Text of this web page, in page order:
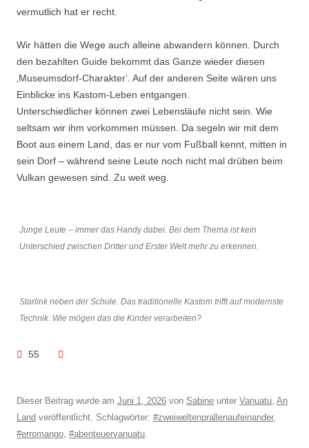
vermutlich hat er recht.
Wir hätten die Wege auch alleine abwandern können. Durch
den bezahlten Guide bekommt das Ganze wieder diesen
‚Museumsdorf-Charakter‘. Auf der anderen Seite wären uns
Einblicke ins Kastom-Leben entgangen.
Unterschiedlicher können zwei Lebensläufe nicht sein. Wie
seltsam wir ihm vorkommen müssen. Da segeln wir mit dem
Boot aus einem Land, das er nur vom Fußball kennt, mitten in
sein Dorf – während seine Leute noch nicht mal drüben beim
Vulkan gewesen sind. Zu weit weg.
Junge Leute – immer das Handy dabei. Bei dem Thema ist kein
Unterschied zwischen Dritter und Erster Welt mehr zu erkennen.
Starlink neben der Schule. Das traditionelle Kastom trifft auf modernste
Technik. Wie mögen das die Kinder verarbeiten?
55
Dieser Beitrag wurde am Juni 1, 2026 von Sabine unter Vanuatu, An
Land veröffentlicht. Schlagwörter: #zweiweltenprallenaufeinander,
#erromango, #abenteuervanuatu.